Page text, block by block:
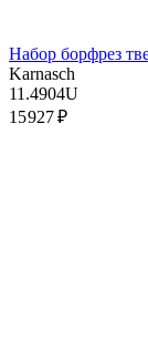
Набор борфрез
Karnasch
11.4904U
15 927 ₽